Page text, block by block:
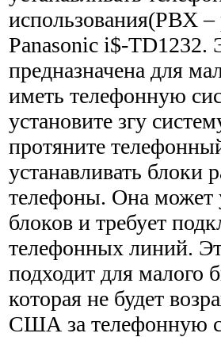
использования(РВХ
Panasonic i$-TD1232.
предназначена для
иметь телефонную
установите згу
протяните
устанавливать блоки
телефоны. Она может
блоков и требует
телефонных линий.
подходит для малого
которая не будет
США за телефонную